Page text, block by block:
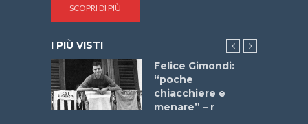
SCOPRI DI PIÙ
I PIÙ VISTI
Felice Gimondi:
“poche
chiacchiere e
menare” – r